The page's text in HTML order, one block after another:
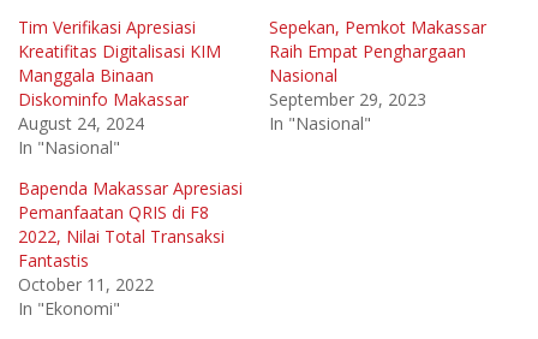
Tim Verifikasi Apresiasi
Kreatifitas Digitalisasi KIM
Manggala Binaan
Diskominfo Makassar
August 24, 2024
In "Nasional"
Sepekan, Pemkot Makassar
Raih Empat Penghargaan
Nasional
September 29, 2023
In "Nasional"
Bapenda Makassar Apresiasi
Pemanfaatan QRIS di F8
2022, Nilai Total Transaksi
Fantastis
October 11, 2022
In "Ekonomi"